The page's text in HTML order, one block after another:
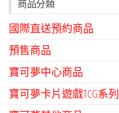
商品分類
國際直送預約商品
預售商品
寶可夢中心商品
寶可夢卡片遊戲TCG系列